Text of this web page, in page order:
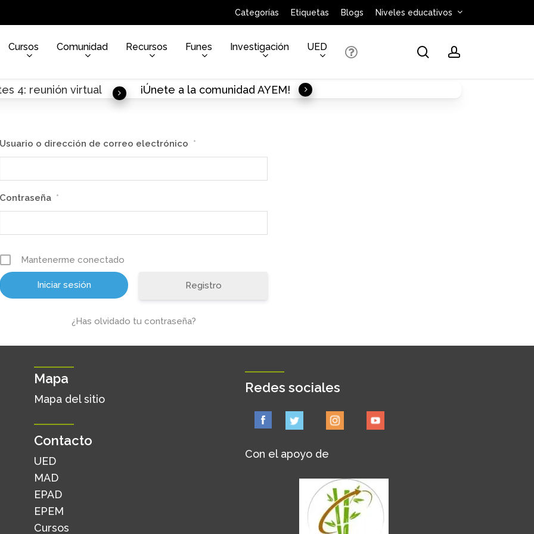
Categorías Etiquetas Blogs Niveles educativos
Cursos Comunidad Recursos Funes Investigación UED searchaccount
4: reunión virtual ¡Únete a la comunidad AYEM!
Usuario o dirección de correo electrónico *
Contraseña *
Mantenerme conectado
Registro
¿Has olvidado tu contraseña?
Mapa
Mapa del sitio
Contacto
UED
MAD
EPAD
EPEM
Cursos
Redes sociales
Con el apoyo de